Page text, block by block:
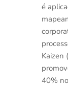
é
Kaizen
40%